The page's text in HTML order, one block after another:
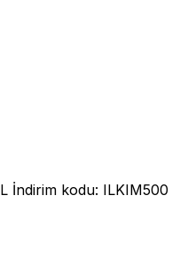
İndirim kodu: ILKIM500